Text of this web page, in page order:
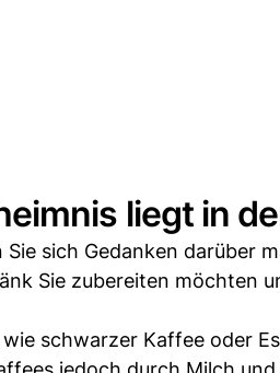
liegt in
Sie sich Gedanken darüber
Sie zubereiten möchten
wie schwarzer Kaffee oder